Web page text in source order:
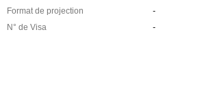
Format de projection
-
N° de Visa
-